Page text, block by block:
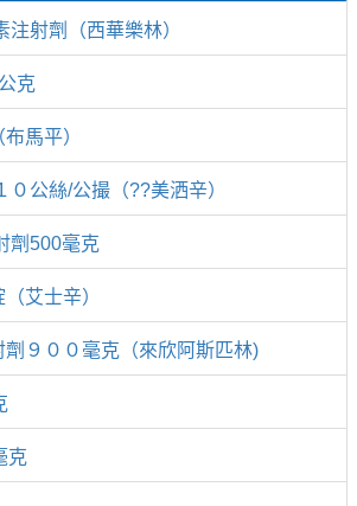
注射劑（西華樂林）
克
馬平）
０公絲/公撮（??美洒辛）
劑500毫克
艾士辛）
劑９００毫克（來欣阿斯匹林)
克